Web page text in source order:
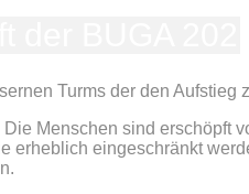
Die Menschen sind erschöpft
erheblich eingeschränkt